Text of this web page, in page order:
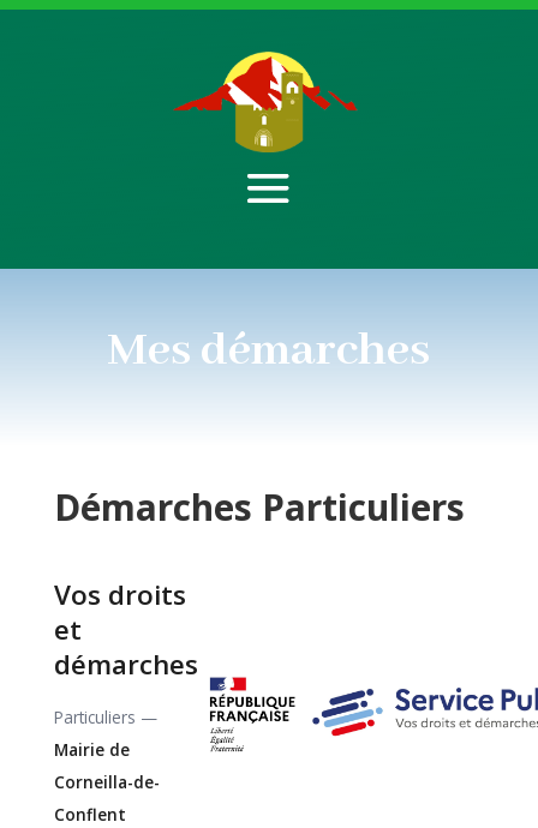
Mes démarches
Démarches Particuliers
Vos droits
et
démarches
Particuliers —
Mairie de
Corneilla-de-
Conflent